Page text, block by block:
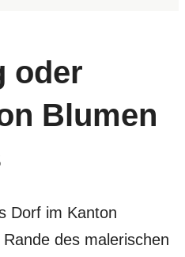
oder
Blumen
Dorf im Kanton
des malerischen